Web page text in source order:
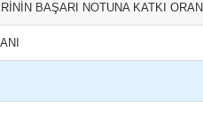
BAŞARI NOTUNA KATKI ORANI